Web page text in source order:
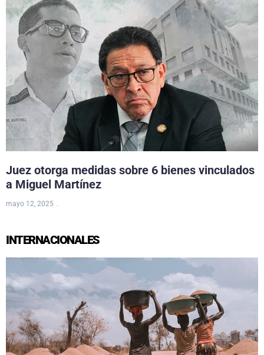
Juez otorga medidas sobre 6 bienes vinculados
a Miguel Martínez
mayo 12, 2025
INTERNACIONALES